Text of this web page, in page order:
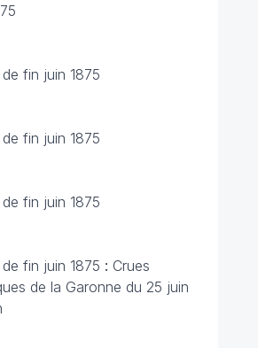
fin juin 1875
fin juin 1875
fin juin 1875
fin juin 1875 : Crues
de la Garonne du 25 juin